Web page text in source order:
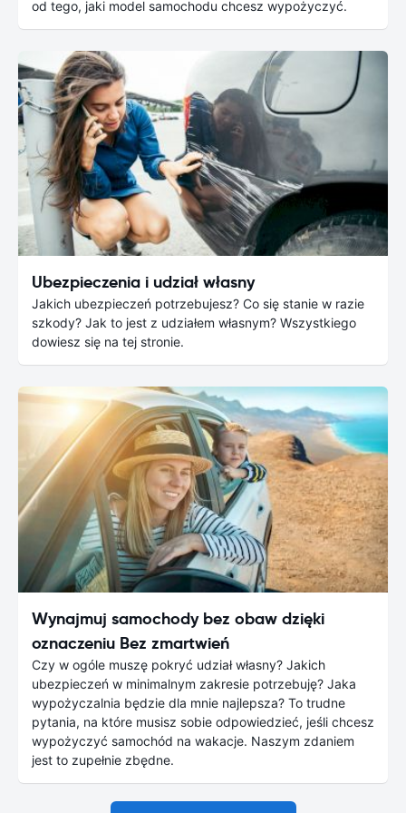
od tego, jaki model samochodu chcesz wypożyczyć.
Ubezpieczenia i udział własny
Jakich ubezpieczeń potrzebujesz? Co się stanie w razie
szkody? Jak to jest z udziałem własnym? Wszystkiego
dowiesz się na tej stronie.
Wynajmuj samochody bez obaw dzięki
oznaczeniu Bez zmartwień
Czy w ogóle muszę pokryć udział własny? Jakich
ubezpieczeń w minimalnym zakresie potrzebuję? Jaka
wypożyczalnia będzie dla mnie najlepsza? To trudne
pytania, na które musisz sobie odpowiedzieć, jeśli chcesz
wypożyczyć samochód na wakacje. Naszym zdaniem
jest to zupełnie zbędne.